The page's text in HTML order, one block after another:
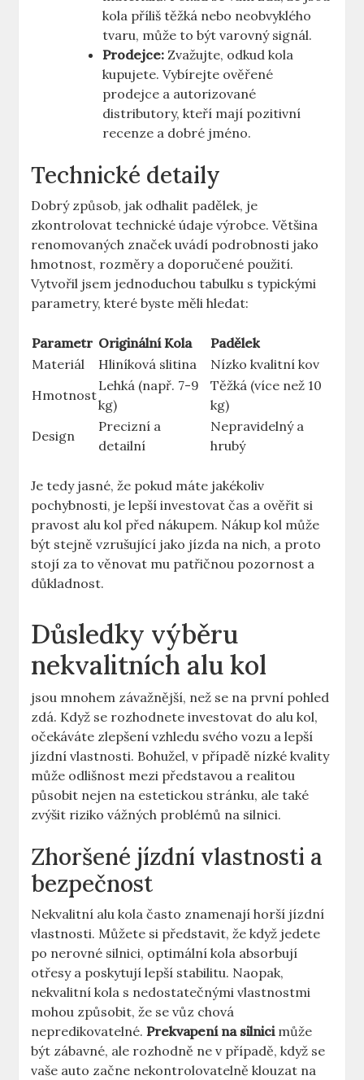
kola příliš těžká nebo neobvyklého
tvaru, může to být varovný signál.
Prodejce: Zvažujte, odkud kola
kupujete. Vybírejte ověřené
prodejce a autorizované
distributory, kteří mají pozitivní
recenze a dobré jméno.
Technické detaily
Dobrý způsob, jak odhalit padělek, je
zkontrolovat technické údaje výrobce. Většina
renomovaných značek uvádí podrobnosti jako
hmotnost, rozměry a doporučené použití.
Vytvořil jsem jednoduchou tabulku s typickými
parametry, které byste měli hledat:
Parametr Originální Kola
Padělek
Materiál
Hliníková slitina
Nízko kvalitní kov
Hmotnost
Lehká (např. 7-9
kg)
Těžká (více než 10
kg)
Design
Precizní a
detailní
Nepravidelný a
hrubý
Je tedy jasné, že pokud máte jakékoliv
pochybnosti, je lepší investovat čas a ověřit si
pravost alu kol před nákupem. Nákup kol může
být stejně vzrušující jako jízda na nich, a proto
stojí za to věnovat mu patřičnou pozornost a
důkladnost.
Důsledky výběru
nekvalitních alu kol
jsou mnohem závažnější, než se na první pohled
zdá. Když se rozhodnete investovat do alu kol,
očekáváte zlepšení vzhledu svého vozu a lepší
jízdní vlastnosti. Bohužel, v případě nízké kvality
může odlišnost mezi představou a realitou
působit nejen na estetickou stránku, ale také
zvýšit riziko vážných problémů na silnici.
Zhoršené jízdní vlastnosti a
bezpečnost
Nekvalitní alu kola často znamenají horší jízdní
vlastnosti. Můžete si představit, že když jedete
po nerovné silnici, optimální kola absorbují
otřesy a poskytují lepší stabilitu. Naopak,
nekvalitní kola s nedostatečnými vlastnostmi
mohou způsobit, že se vůz chová
nepredikovatelné.Prekvapení na silnicimůže
být zábavné, ale rozhodně ne v případě, když se
vaše auto začne nekontrolovatelně klouzat na